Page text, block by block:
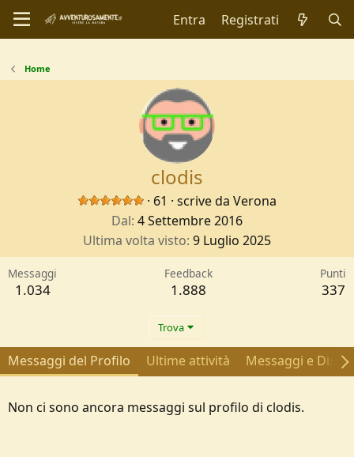
Entra Registrati
Home
clodis
· 61 · scrive da Verona
Dal 4 Settembre 2016
Ultima volta visto 9 Luglio 2025
Messaggi
1.034
Feedback
1.888
Punti
337
Trova
Messaggi del Profilo Ultime attività Messaggi e
Non ci sono ancora messaggi sul profilo di clodis.